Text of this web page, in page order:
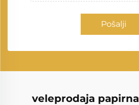
Pošalji
veleprodaja